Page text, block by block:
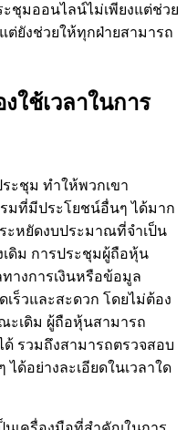
ชุมออนไลน์ไม่เพียงแต่ช่วย
ต่ยังช่วยให้ทุกฝ่ายสามารถ
ใช้เวลาในการ
ะชุม ทำให้พวกเขา
มที่มีประโยชน์อื่นๆ ได้มาก
หยัดงบประมาณที่จำเป็น
ดิม การประชุมผู้ถือหุ้น
างการเงินหรือข้อมูล
ร็วและสะดวก โดยไม่ต้อง
ะเดิม ผู้ถือหุ้นสามารถ
รวมถึงสามารถตรวจสอบ
ด้อย่างละเอียดในเวลาใด